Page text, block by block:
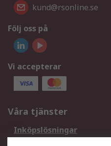
kund@rsonline.se
Följ oss på
Vi accepterar
Våra tjänster
Inköpslösningar